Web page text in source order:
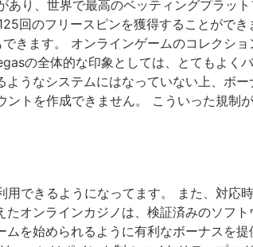
り、世界で最高のベッティングプラット
回のフリースピンを獲得することができ
きます。 オンラインゲームのコレクシ
の全体的な印象としては、とてもよく
うなシステムにはなっていない上、ボー
トを作成できません。 こういった規制
できるようになってます。 また、対応
オンラインカジノは、検証済みのソフ
を始められるように有利なボーナスを